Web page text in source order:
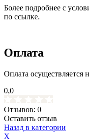
Более подробнее с
по ссылке.
Оплата
Оплата осуществляется
0,0
Отзывов: 0
Оставить отзыв
Назад в категории
X